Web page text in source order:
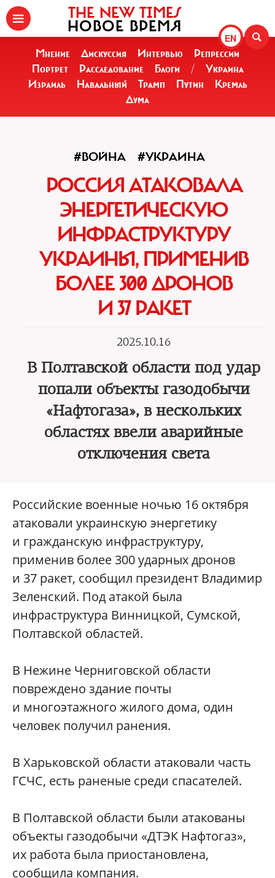
EN
THE NEW TIMES
НОВОЕ ВРЕМЯ
Мнение Дискуссия Интервью
Репрессии
Портрет
Расследование Блоги /
Украина
Израиль
Навальный Трамп Путин
Кремль
Дума
#ВОЙНА #УКРАИНА
РОССИЯ АТАКОВАЛА
ЭНЕРГЕТИЧЕСКУЮ
ИНФРАСТРУКТУРУ
УКРАИНЫ, ПРИМЕНИВ
БОЛЕЕ 300 ДРОНОВ
И 37 РАКЕТ
2025.10.16
В Полтавской области под удар
попали объекты газодобычи
«Нафтогаза», в нескольких
областях ввели аварийные
отключения света
Российские военные ночью 16 октября
атаковали украинскую энергетику
и гражданскую инфраструктуру,
применив более 300 ударных дронов
и 37 ракет, сообщил президент Владимир
Зеленский. Под атакой была
инфраструктура Винницкой, Сумской,
Полтавской областей.
В Нежине Черниговской области
повреждено здание почты
и многоэтажного жилого дома, один
человек получил ранения.
В Харьковской области атаковали часть
ГСЧС, есть раненые среди спасателей.
В Полтавской области были атакованы
объекты газодобычи «ДТЭК Нафтогаз»,
их работа была приостановлена,
сообщила компания.